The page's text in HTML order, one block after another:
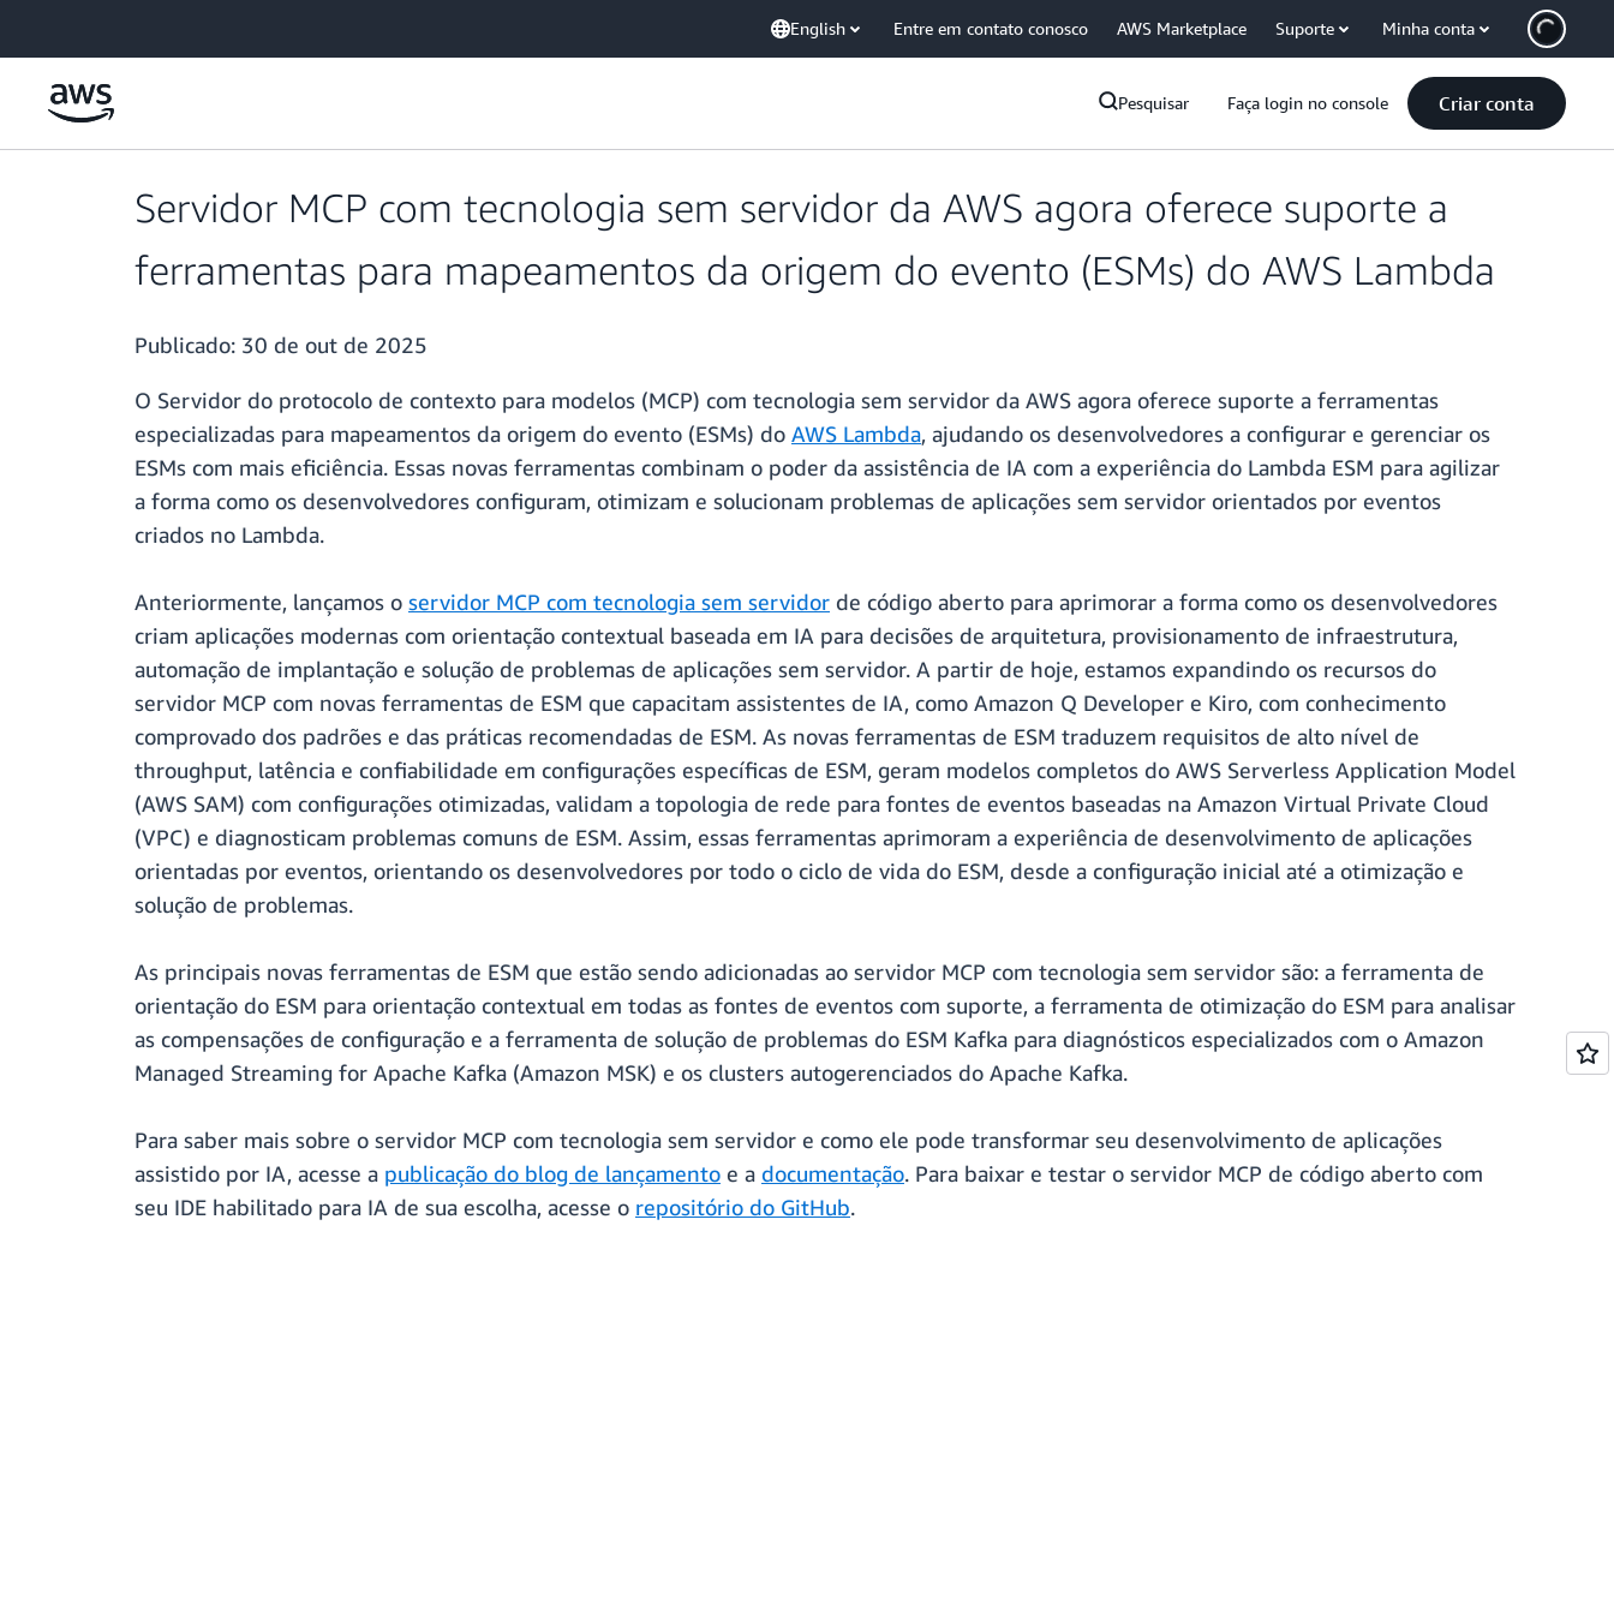
English Entre em contato conosco AWS Marketplace Suporte Minha conta
Pesquisar Faça login no console Criar conta
Servidor MCP com tecnologia sem servidor da AWS agora oferece suporte a
ferramentas para mapeamentos da origem do evento (ESMs) do AWS Lambda
Publicado: 30 de out de 2025
O Servidor do protocolo de contexto para modelos (MCP) com tecnologia sem servidor da AWS agora oferece suporte a ferramentas
especializadas para mapeamentos da origem do evento (ESMs) do AWS Lambda, ajudando os desenvolvedores a configurar e gerenciar os
ESMs com mais eficiência. Essas novas ferramentas combinam o poder da assistência de IA com a experiência do Lambda ESM para agilizar
a forma como os desenvolvedores configuram, otimizam e solucionam problemas de aplicações sem servidor orientados por eventos
criados no Lambda.
Anteriormente, lançamos o servidor MCP com tecnologia sem servidor de código aberto para aprimorar a forma como os desenvolvedores
criam aplicações modernas com orientação contextual baseada em IA para decisões de arquitetura, provisionamento de infraestrutura,
automação de implantação e solução de problemas de aplicações sem servidor. A partir de hoje, estamos expandindo os recursos do
servidor MCP com novas ferramentas de ESM que capacitam assistentes de IA, como Amazon Q Developer e Kiro, com conhecimento
comprovado dos padrões e das práticas recomendadas de ESM. As novas ferramentas de ESM traduzem requisitos de alto nível de
throughput, latência e confiabilidade em configurações específicas de ESM, geram modelos completos do AWS Serverless Application Model
(AWS SAM) com configurações otimizadas, validam a topologia de rede para fontes de eventos baseadas na Amazon Virtual Private Cloud
(VPC) e diagnosticam problemas comuns de ESM. Assim, essas ferramentas aprimoram a experiência de desenvolvimento de aplicações
orientadas por eventos, orientando os desenvolvedores por todo o ciclo de vida do ESM, desde a configuração inicial até a otimização e
solução de problemas.
As principais novas ferramentas de ESM que estão sendo adicionadas ao servidor MCP com tecnologia sem servidor são: a ferramenta de
orientação do ESM para orientação contextual em todas as fontes de eventos com suporte, a ferramenta de otimização do ESM para analisar
as compensações de configuração e a ferramenta de solução de problemas do ESM Kafka para diagnósticos especializados com o Amazon
Managed Streaming for Apache Kafka (Amazon MSK) e os clusters autogerenciados do Apache Kafka.
Para saber mais sobre o servidor MCP com tecnologia sem servidor e como ele pode transformar seu desenvolvimento de aplicações
assistido por IA, acesse a publicação do blog de lançamento e a documentação. Para baixar e testar o servidor MCP de código aberto com
seu IDE habilitado para IA de sua escolha, acesse o repositório do GitHub.